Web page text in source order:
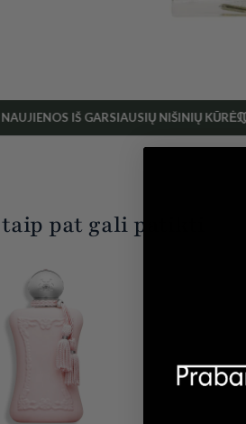
NAUJIENOS IŠ GARSIAUSIŲ NIŠINIŲ KŪRĖJŲ
pat gali patikti